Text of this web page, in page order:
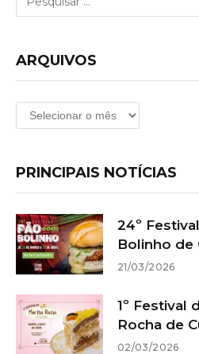
ARQUIVOS
Arquivos
PRINCIPAIS NOTÍCIAS
24º
Bolinho de
21/03/2026
1º Festival
Rocha de
02/03/2026